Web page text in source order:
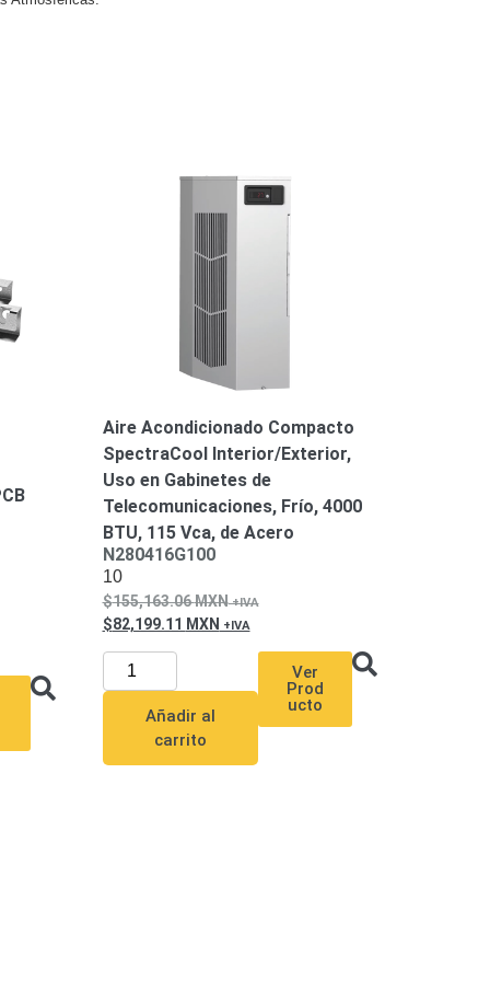
Aire Acondicionado Compacto
SpectraCool Interior/Exterior,
Uso en Gabinetes de
Telecomunicaciones, Frío, 4000
BTU, 115 Vca, de Acero
N280416G100
10
155,163.06MXN
82,199.11 MXN
Añadir al
carrito
Ver
Prod
ucto